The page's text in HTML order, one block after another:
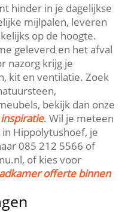
hinder in je dagelijkse
mijlpalen, leveren
op de hoogte.​
geleverd en het afval
nazorg krijg je
kit en ventilatie.​ Zoek
bekijk dan onze
.​ Wil je meteen
Hippolytushoef, je
085 212 5566 of
of kies voor
offerte binnen